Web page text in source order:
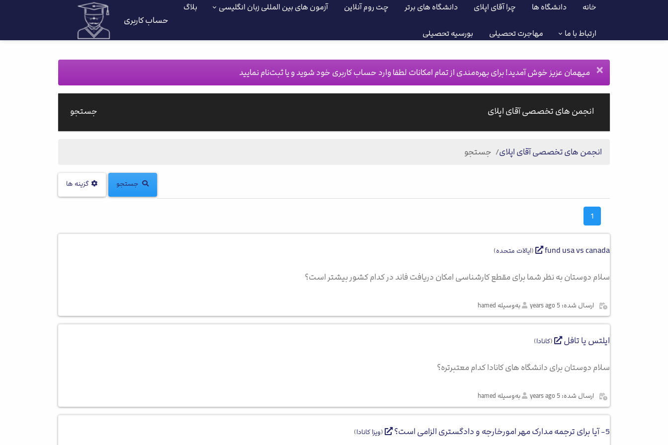
خانه دانشگاه ها چرا آقای اپلای دانشگاه های برتر چت روم آنلاین آزمون های بین المللی زبان انگلیسی بلاگ
ارتباط با ما مهاجرت تحصیلی بورسیه تحصیلی
حساب کاربری
میهمان عزیز خوش آمدید! برای بهره‌مندی از تمام امکانات لطفا وارد حساب کاربری خود شوید و یا ثبت‌نام نمایید ×
انجمن های تخصصی آقای اپلای جستجو
انجمن های تخصصی آقای اپلای جستجو
جستجو گزینه ها
1
fund usa vs canada
(ایالات متحده)
سلام دوستان به نظر شما برای مقطع کارشناسی امکان دریافت فاند در کدام کشور بیشتر است؟
ارسال شده: 5 years ago به‌وسیله hamed
ایلتس یا تافل (کانادا)
سلام دوستان برای دانشگاه های کانادا کدام معتبرتره؟
ارسال شده: 5 years ago به‌وسیله hamed
5- آیا برای ترجمه مدارک مهر امورخارجه و دادگستری الزامی است؟ (ویزا کانادا)